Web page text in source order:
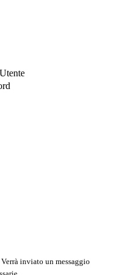
Verrà inviato un messaggio